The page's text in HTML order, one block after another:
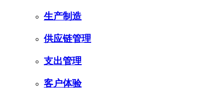
生产制造
供应链管理
支出管理
客户体验